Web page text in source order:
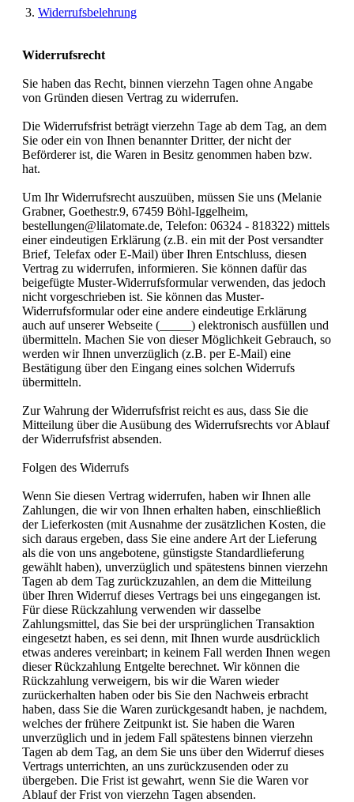
Widerrufsbelehrung
Widerrufsrecht
Sie haben das Recht, binnen vierzehn Tagen ohne Angabe
von Gründen diesen Vertrag zu widerrufen.
Die Widerrufsfrist beträgt vierzehn Tage ab dem Tag, an dem
Sie oder ein von Ihnen benannter Dritter, der nicht der
Beförderer ist, die Waren in Besitz genommen haben bzw.
hat.
Um Ihr Widerrufsrecht auszuüben, müssen Sie uns (Melanie
Grabner, Goethestr.9, 67459 Böhl-Iggelheim,
bestellungen@lilatomate.de, Telefon: 06324 - 818322) mittels
einer eindeutigen Erklärung (z.B. ein mit der Post versandter
Brief, Telefax oder E-Mail) über Ihren Entschluss, diesen
Vertrag zu widerrufen, informieren. Sie können dafür das
beigefügte Muster-Widerrufsformular verwenden, das jedoch
nicht vorgeschrieben ist. Sie können das Muster-
Widerrufsformular oder eine andere eindeutige Erklärung
auch auf unserer Webseite (_____) elektronisch ausfüllen und
übermitteln. Machen Sie von dieser Möglichkeit Gebrauch, so
werden wir Ihnen unverzüglich (z.B. per E-Mail) eine
Bestätigung über den Eingang eines solchen Widerrufs
übermitteln.
Zur Wahrung der Widerrufsfrist reicht es aus, dass Sie die
Mitteilung über die Ausübung des Widerrufsrechts vor Ablauf
der Widerrufsfrist absenden.
Folgen des Widerrufs
Wenn Sie diesen Vertrag widerrufen, haben wir Ihnen alle
Zahlungen, die wir von Ihnen erhalten haben, einschließlich
der Lieferkosten (mit Ausnahme der zusätzlichen Kosten, die
sich daraus ergeben, dass Sie eine andere Art der Lieferung
als die von uns angebotene, günstigste Standardlieferung
gewählt haben), unverzüglich und spätestens binnen vierzehn
Tagen ab dem Tag zurückzuzahlen, an dem die Mitteilung
über Ihren Widerruf dieses Vertrags bei uns eingegangen ist.
Für diese Rückzahlung verwenden wir dasselbe
Zahlungsmittel, das Sie bei der ursprünglichen Transaktion
eingesetzt haben, es sei denn, mit Ihnen wurde ausdrücklich
etwas anderes vereinbart; in keinem Fall werden Ihnen wegen
dieser Rückzahlung Entgelte berechnet. Wir können die
Rückzahlung verweigern, bis wir die Waren wieder
zurückerhalten haben oder bis Sie den Nachweis erbracht
haben, dass Sie die Waren zurückgesandt haben, je nachdem,
welches der frühere Zeitpunkt ist. Sie haben die Waren
unverzüglich und in jedem Fall spätestens binnen vierzehn
Tagen ab dem Tag, an dem Sie uns über den Widerruf dieses
Vertrags unterrichten, an uns zurückzusenden oder zu
übergeben. Die Frist ist gewahrt, wenn Sie die Waren vor
Ablauf der Frist von vierzehn Tagen absenden.